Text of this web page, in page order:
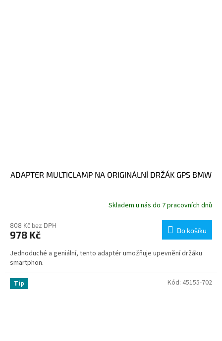
ADAPTER MULTICLAMP NA ORIGINÁLNÍ DRŽÁK GPS BMW
Skladem u nás do 7 pracovních dnů
808 Kč bez DPH
978 Kč Do košíku
Jednoduché a geniální, tento adaptér umožňuje upevnění držáku
smartphon.
Tip Kód: 45155-702